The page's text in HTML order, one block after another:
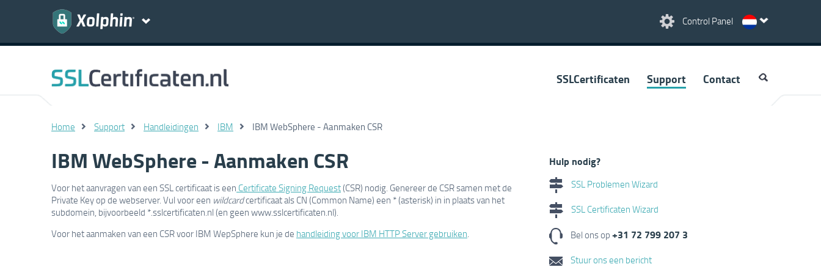
Control Panel
SSLCertificaten Support Contact
Home Support Handleidingen IBM IBM WebSphere - Aanmaken CSR
IBM WebSphere - Aanmaken CSR
Voor het aanvragen van een SSL certificaat is een Certificate Signing Request(CSR) nodig. Genereer de CSR samen met de
Private Key op de webserver. Vul voor een wildcardcertificaat als CN (Common Name) een * (asterisk) in in plaats van het
subdomein, bijvoorbeeld *.sslcertificaten.nl (en geen www.sslcertificaten.nl).
Voor het aanmaken van een CSR voor IBM WepSphere kun je de handleiding voor IBM HTTP Server gebruiken.
Hulp nodig?
SSL Problemen Wizard
SSL Certificaten Wizard
Bel ons op+31 72 799 207 3
Stuur ons een bericht